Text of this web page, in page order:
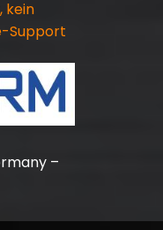
kein
Support
–